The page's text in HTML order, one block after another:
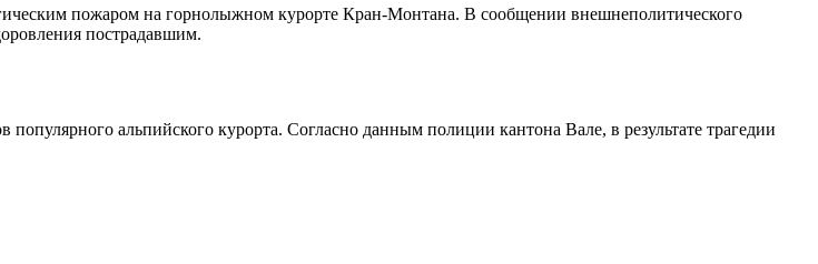
пожаром на горнолыжном курорте Кран-Монтана. В сообщении внешнеполитического
пострадавшим.
альпийского курорта. Согласно данным полиции кантона Вале, в результате трагедии